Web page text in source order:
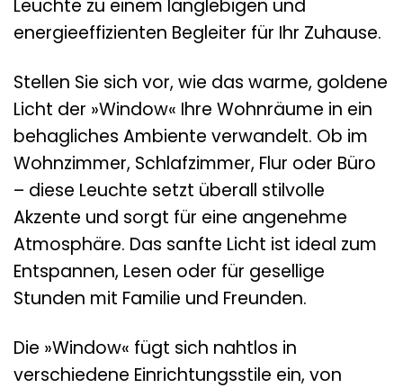
Leuchte zu einem langlebigen und
energieeffizienten Begleiter für Ihr Zuhause.
Stellen Sie sich vor, wie das warme, goldene
Licht der »Window« Ihre Wohnräume in ein
behagliches Ambiente verwandelt. Ob im
Wohnzimmer, Schlafzimmer, Flur oder Büro
– diese Leuchte setzt überall stilvolle
Akzente und sorgt für eine angenehme
Atmosphäre. Das sanfte Licht ist ideal zum
Entspannen, Lesen oder für gesellige
Stunden mit Familie und Freunden.
Die »Window« fügt sich nahtlos in
verschiedene Einrichtungsstile ein, von